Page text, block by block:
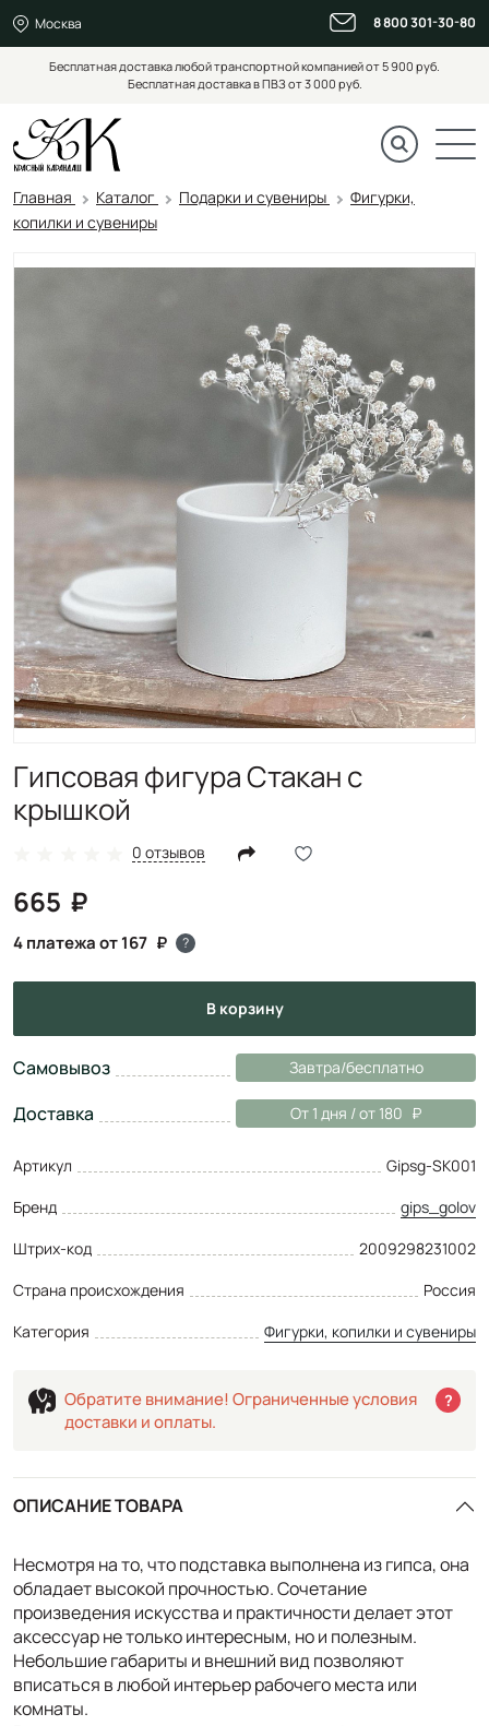
Москва 8 800 301-30-80
Бесплатная доставка любой транспортной компанией от 5 900 руб.
Бесплатная доставка в ПВЗ от 3 000 руб.
Главная Каталог Подарки и сувениры
Фигурки,
копилки и сувениры
Гипсовая фигура Стакан с
крышкой
0 отзывов
665
4 платежа от 167 ?
в корзину
Самовывоз Завтра/бесплатно
Доставка От 1 дня / от 180
Артикул
Gipsg-SK001
Бренд
gips_golov
Штрих-код
2009298231002
Страна происхождения
Россия
Категория
Фигурки, копилки и сувениры
Обратите внимание! Ограниченные условия
доставки и оплаты.
?
ОПИСАНИЕ ТОВАРА
Несмотря на то, что подставка выполнена из гипса, она
обладает высокой прочностью. Сочетание
произведения искусства и практичности делает этот
аксессуар не только интересным, но и полезным.
Небольшие габариты и внешний вид позволяют
вписаться в любой интерьер рабочего места или
комнаты.